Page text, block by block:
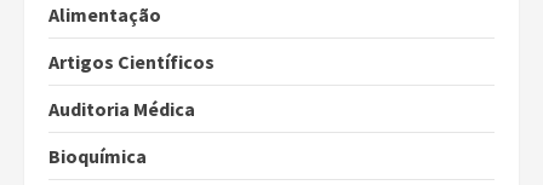
Alimentação
Artigos Científicos
Auditoria Médica
Bioquímica